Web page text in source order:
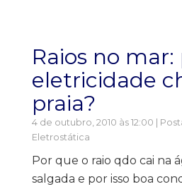
Raios no mar:
eletricidade
praia?
4 de outubro, 2010 às 12:00 |
Eletrostática
Por que o raio qdo cai na
salgada e por isso boa